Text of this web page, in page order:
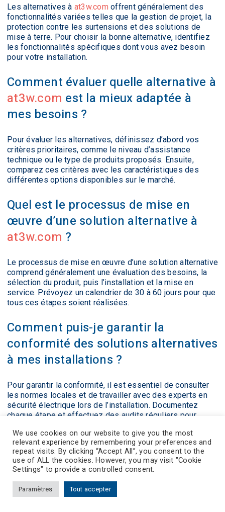
Les alternatives à at3w.com offrent généralement des
fonctionnalités variées telles que la gestion de projet, la
protection contre les surtensions et des solutions de
mise à terre. Pour choisir la bonne alternative, identifiez
les fonctionnalités spécifiques dont vous avez besoin
pour votre installation.
Comment évaluer quelle alternative à
at3w.com est la mieux adaptée à
mes besoins ?
Pour évaluer les alternatives, définissez d’abord vos
critères prioritaires, comme le niveau d’assistance
technique ou le type de produits proposés. Ensuite,
comparez ces critères avec les caractéristiques des
différentes options disponibles sur le marché.
Quel est le processus de mise en
œuvre d’une solution alternative à
at3w.com ?
Le processus de mise en œuvre d’une solution alternative
comprend généralement une évaluation des besoins, la
sélection du produit, puis l’installation et la mise en
service. Prévoyez un calendrier de 30 à 60 jours pour que
tous ces étapes soient réalisées.
Comment puis-je garantir la
conformité des solutions alternatives
à mes installations ?
Pour garantir la conformité, il est essentiel de consulter
les normes locales et de travailler avec des experts en
sécurité électrique lors de l’installation. Documentez
chaque étape et effectuez des audits réguliers pour
Quels éléments devrais-je considérer
lors de la comparaison des prix des
alternatives àat3w.com
We use cookies on our website to give you the most
relevant experience by remembering your preferences and
repeat visits. By clicking “Accept All”, you consent to the
use of ALL the cookies. However, you may visit "Cookie
Settings" to provide a controlled consent.
Paramètres Tout accepter